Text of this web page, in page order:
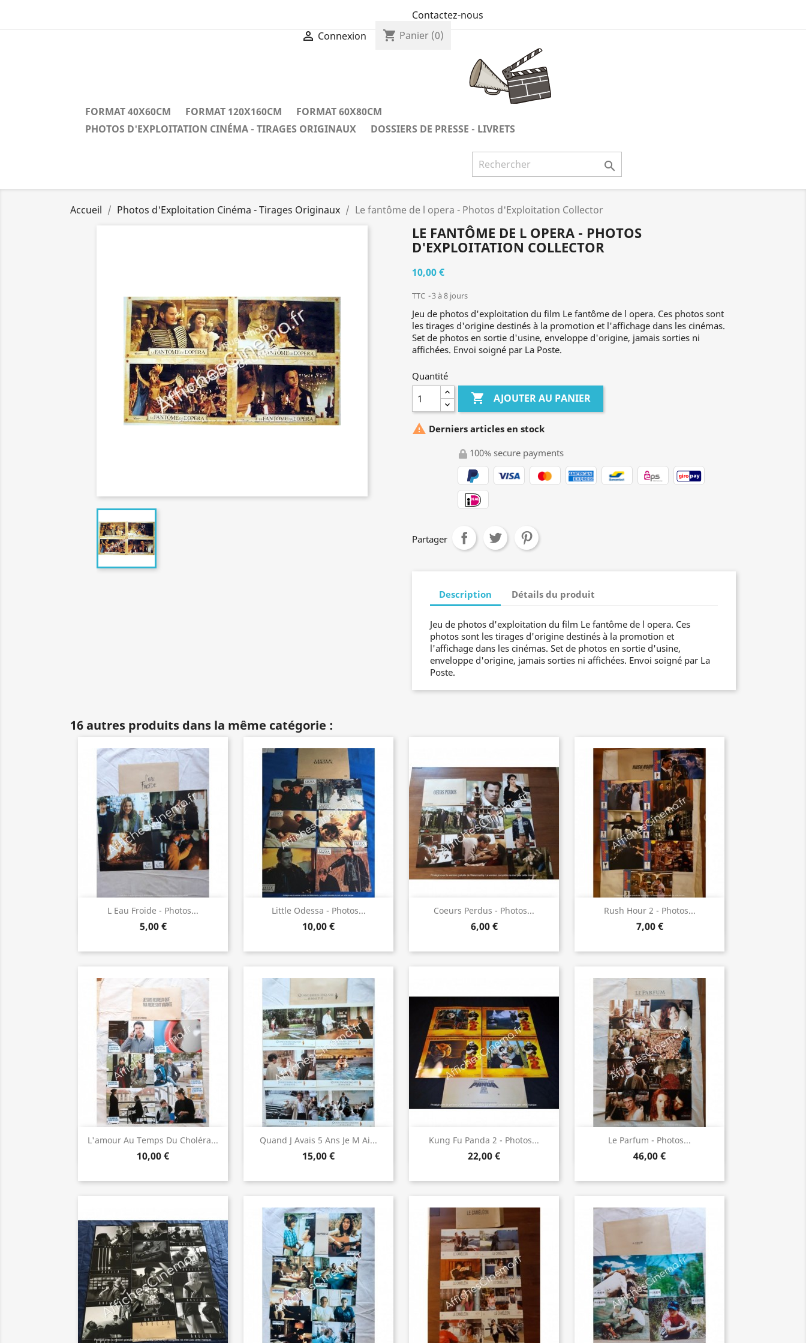
Contactez-nous
 Connexion shopping_cart Panier (0)
FORMAT 40X60CM FORMAT 120X160CM
FORMAT 60X80CM
PHOTOS D'EXPLOITATION CINÉMA - TIRAGES ORIGINAUX
DOSSIERS DE PRESSE - LIVRETS

Accueil Photos d'Exploitation Cinéma - Tirages Originaux Le fantôme de l opera - Photos d'Exploitation Collector
LE FANTÔME DE L OPERA - PHOTOS
D'EXPLOITATION COLLECTOR
10,00 €
TTC 3 à 8 jours
Jeu de photos d'exploitation du film Le fantôme de l opera. Ces photos sont
les tirages d'origine destinés à la promotion et l'affichage dans les cinémas.
Set de photos en sortie d'usine, enveloppe d'origine, jamais sorties ni
affichées. Envoi soigné par La Poste.
Quantité
 AJOUTER AU PANIER
 Derniers articles en stock
100% secure payments
Partager
Description Détails du produit
Jeu de photos d'exploitation du film Le fantôme de l opera. Ces
photos sont les tirages d'origine destinés à la promotion et
l'affichage dans les cinémas. Set de photos en sortie d'usine,
enveloppe d'origine, jamais sorties ni affichées. Envoi soigné par La
Poste.
16 autres produits dans la même catégorie :
L Eau Froide - Photos...
5,00 €
Aperçu rapide Little Odessa - Photos...
10,00 €
 Aperçu rapide Coeurs Perdus - Photos...
6,00 €
Aperçu rapide Rush Hour 2 - Photos...
7,00 €
Aperçu rapide
L'amour Au Temps Du Choléra...
10,00 €
Aperçu rapide Quand J Avais 5 Ans Je M Ai...
15,00 €
 Aperçu rapide Kung Fu Panda 2 - Photos...
22,00 €
Aperçu rapide Le Parfum - Photos...
46,00 €
Aperçu rapide